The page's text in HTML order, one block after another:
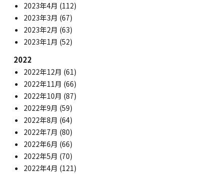
2023年4月 (112)
2023年3月 (67)
2023年2月 (63)
2023年1月 (52)
2022
2022年12月 (61)
2022年11月 (66)
2022年10月 (87)
2022年9月 (59)
2022年8月 (64)
2022年7月 (80)
2022年6月 (66)
2022年5月 (70)
2022年4月 (121)